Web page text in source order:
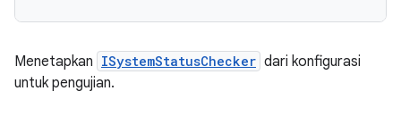
Menetapkan ISystemStatusChecker dari konfigurasi
untuk pengujian.